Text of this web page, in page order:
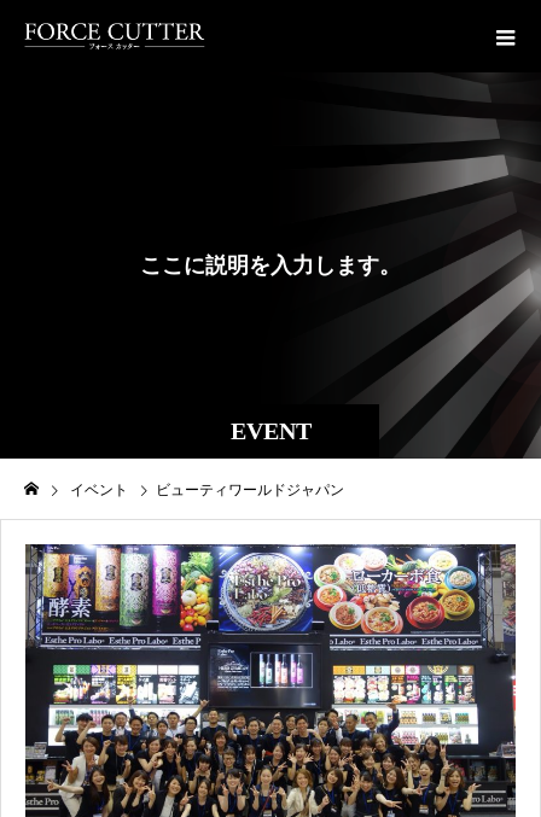
EVENT
こ こ に 説明 を 入 力 し ま す
こ こに説
イベント ビューティワールドジャパン